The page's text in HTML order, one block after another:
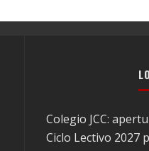
Colegio JCC:
Ciclo Lectivo 2027